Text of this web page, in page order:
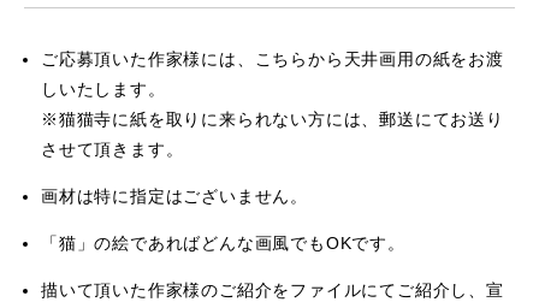
ご応募頂いた作家様には、こちらから天井画用の紙をお渡
しいたします。
※猫猫寺に紙を取りに来られない方には、郵送にてお送り
させて頂きます。
画材は特に指定はございません。
「猫」の絵であればどんな画風でもOKです。
描いて頂いた作家様のご紹介をファイルにてご紹介し、宣